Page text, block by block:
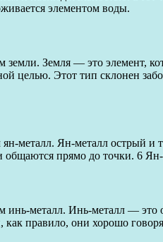
элементом воды.
Земля — это элемент,
целью. Этот тип склонен
металл. Ян-металл острый
общаются прямо до точки. 6
инь-металл. Инь-металл —
как правило, они хорошо